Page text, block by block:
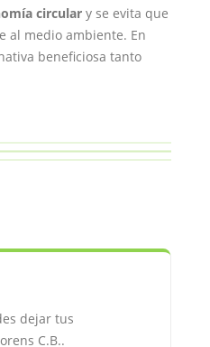
circular y se evita que
al medio ambiente. En
beneficiosa tanto
dejar tus
C.B..